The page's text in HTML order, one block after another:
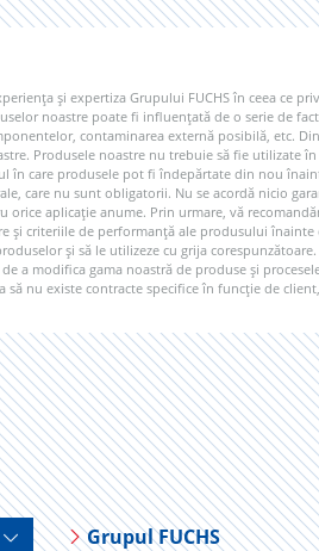
și expertiza Grupului FUCHS în ceea ce
noastre poate fi influențată de o serie de
contaminarea externă posibilă, etc.
Produsele noastre nu trebuie să fie utilizate
în care produsele pot fi îndepărtate din nou
care nu sunt obligatorii. Nu se acordă nicio
aplicație anume. Prin urmare, vă
și criteriile de performanță ale produsului
și să le utilizeze cu grija
a modifica gama noastră de produse și
nu existe contracte specifice în funcție de
Grupul FUCHS